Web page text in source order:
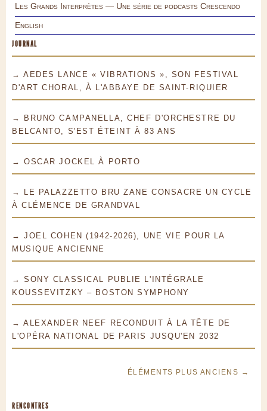
Les Grands Interprètes — Une série de podcasts Crescendo
English
JOURNAL
→ AEDES LANCE « VIBRATIONS », SON FESTIVAL
D'ART CHORAL, À L'ABBAYE DE SAINT-RIQUIER
→ BRUNO CAMPANELLA, CHEF D'ORCHESTRE DU
BELCANTO, S'EST ÉTEINT À 83 ANS
→ OSCAR JOCKEL À PORTO
→ LE PALAZZETTO BRU ZANE CONSACRE UN CYCLE
À CLÉMENCE DE GRANDVAL
→ JOEL COHEN (1942-2026), UNE VIE POUR LA
MUSIQUE ANCIENNE
→ SONY CLASSICAL PUBLIE L'INTÉGRALE
KOUSSEVITZKY – BOSTON SYMPHONY
→ ALEXANDER NEEF RECONDUIT À LA TÊTE DE
L'OPÉRA NATIONAL DE PARIS JUSQU'EN 2032
ÉLÉMENTS PLUS ANCIENS →
RENCONTRES